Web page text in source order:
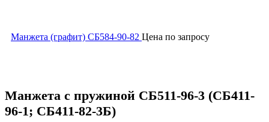
Манжета (графит) СБ584-90-82 Цена по запросу
Манжета с пружиной СБ511-96-3 (СБ411-
96-1; СБ411-82-3Б)